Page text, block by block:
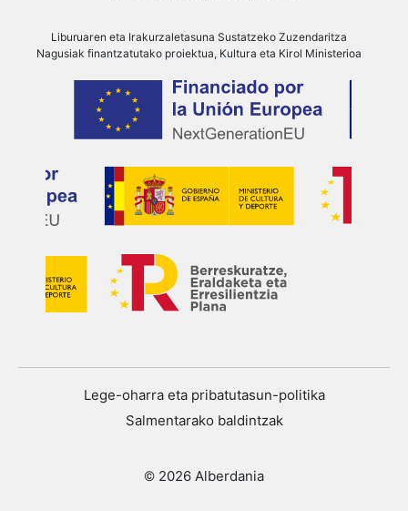
Liburuaren eta Irakurzaletasuna Sustatzeko Zuzendaritza
Nagusiak finantzatutako proiektua, Kultura eta Kirol Ministerioa
© 2026 Alberdania
Lege-oharra eta pribatutasun-politika
Salmentarako baldintzak